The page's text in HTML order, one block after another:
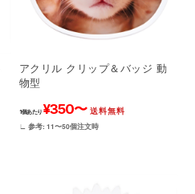
アクリル クリップ＆バッジ 動
物型
1個あたり ¥350〜 送料無料
∟ 参考: 11〜50個注文時